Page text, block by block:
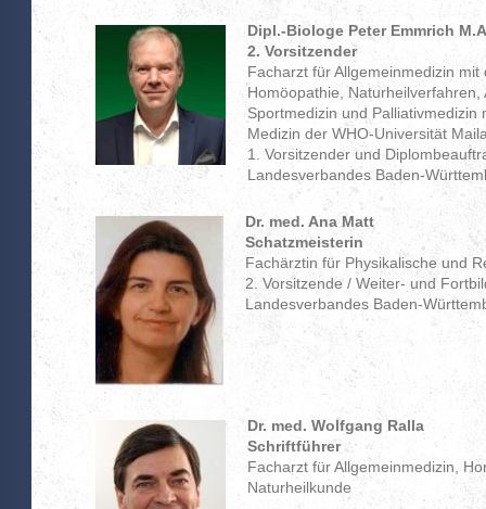
Dipl.-Biologe Peter Emmrich
2. Vorsitzender
Facharzt für Allgemeinmedizin
Homöopathie,
Sportmedizin und Palliativmedizin
Medizin der WHO-Universität
1. Vorsitzender und
Landesverbandes Baden-
Dr. med. Ana Matt
Schatzmeisterin
Fachärztin für Physikalische und
2. Vorsitzende / Weiter- und
Landesverbandes Baden-
Dr. med. Wolfgang Ralla
Schriftführer
Facharzt für Allgemeinmedizin,
Naturheilkunde